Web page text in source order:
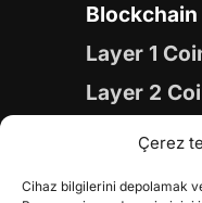
Çerez
Cihaz bilgilerini depolamak
Layer 1
Layer 2
Yapay